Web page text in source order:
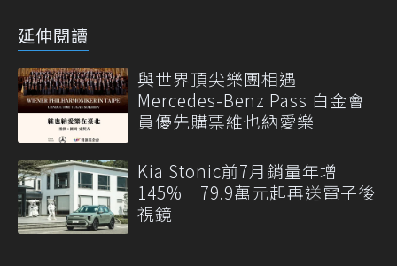
延伸閱讀
與世界頂尖樂團相遇
Mercedes-Benz Pass 白金會
員優先購票維也納愛樂
Kia Stonic前7月銷量年增
145% 79.9萬元起再送電子後
視鏡